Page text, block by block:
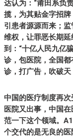
达认为：“莆田系负
揽，为其贴金字招
引患者源源而来；
维权，让罪恶长期
到：“十亿人民九亿
诊，包医院，全国
诊，打广告，吹破天
中国的医疗制度再
医院又出事，中国
范一下这个领域。
个交代的是无良的